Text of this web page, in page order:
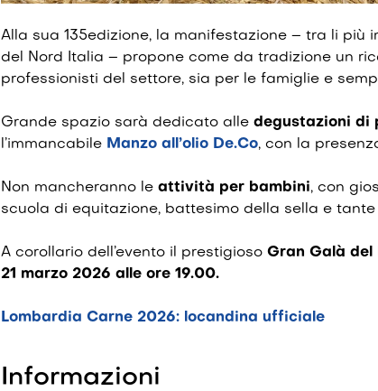
Alla sua 135edizione, la manifestazione – tra li
del Nord Italia – propone come da tradizione un
professionisti del settore, sia per le famiglie e
Grande spazio sarà dedicato alle degustazioni di
l’immancabile Manzo all’olio De.Co, con la
Non mancheranno le attività per bambini, con
scuola di equitazione, battesimo della sella e
A corollario dell’evento il prestigioso Gran Galà del
21 marzo 2026 alle ore 19.00.
Lombardia Carne 2026: locandina ufficiale
Informazioni